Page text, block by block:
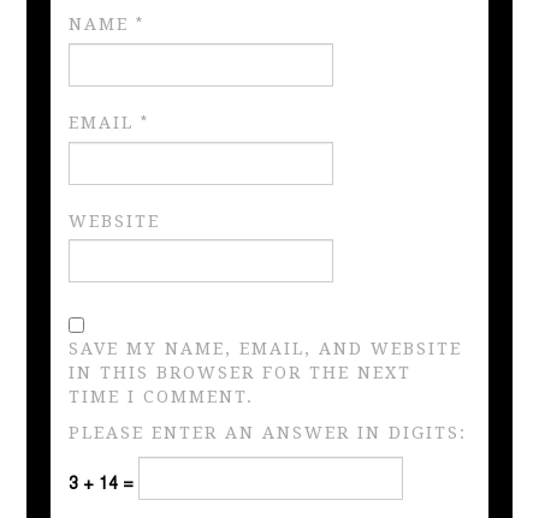
NAME*
EMAIL*
WEBSITE
SAVE MY NAME, EMAIL, AND WEBSITE
IN THIS BROWSER FOR THE NEXT
TIME I COMMENT.
PLEASE ENTER AN ANSWER IN DIGITS:
3 + 14 =